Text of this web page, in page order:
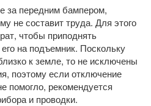
за передним бампером,
не составит труда. Для этого
чтобы приподнять
на подъемник. Поскольку
к земле, то не исключены
поэтому если отключение
помогло, рекомендуется
и проводки.